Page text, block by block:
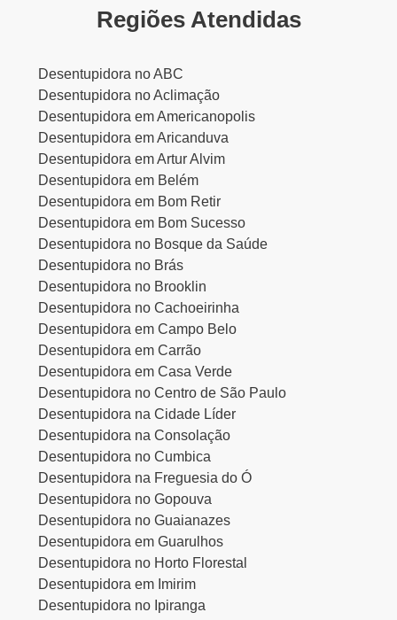
Regiões Atendidas
Desentupidora no ABC
Desentupidora no Aclimação
Desentupidora em Americanopolis
Desentupidora em Aricanduva
Desentupidora em Artur Alvim
Desentupidora em Belém
Desentupidora em Bom Retir
Desentupidora em Bom Sucesso
Desentupidora no Bosque da Saúde
Desentupidora no Brás
Desentupidora no Brooklin
Desentupidora no Cachoeirinha
Desentupidora em Campo Belo
Desentupidora em Carrão
Desentupidora em Casa Verde
Desentupidora no Centro de São Paulo
Desentupidora na Cidade Líder
Desentupidora na Consolação
Desentupidora no Cumbica
Desentupidora na Freguesia do Ó
Desentupidora no Gopouva
Desentupidora no Guaianazes
Desentupidora em Guarulhos
Desentupidora no Horto Florestal
Desentupidora em Imirim
Desentupidora no Ipiranga